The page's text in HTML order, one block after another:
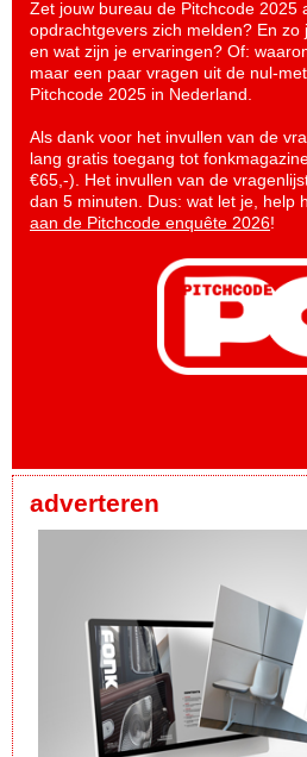
Zet jouw bureau de Pitchcode 2025
opdrachtgevers zich melden? En
en wat zijn je ervaringen? Of:
maar een paar vragen uit de nul-
Pitchcode 2025 in Nederland.
Als dank voor het invullen van de
lang gratis toegang tot
€65,-). Het invullen van de
dan 5 minuten. Dus: wat let je, help
aan de Pitchcode enquête 2026!
adverteren